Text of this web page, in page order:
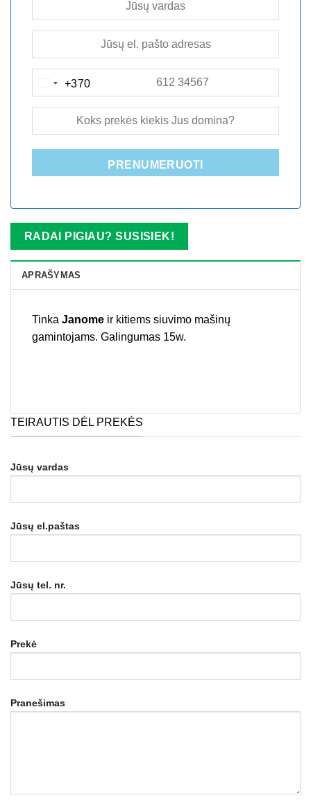
LITHUANIA
+370
+370
PRENUMERUOTI
RADAI PIGIAU? SUSISIEK!
APRAŠYMAS
Tinka Janome ir kitiems siuvimo mašinų
gamintojams. Galingumas 15w.
TEIRAUTIS DĖL PREKĖS
Jūsų vardas
Jūsų el.paštas
Jūsų tel. nr.
Prekė
Pranešimas